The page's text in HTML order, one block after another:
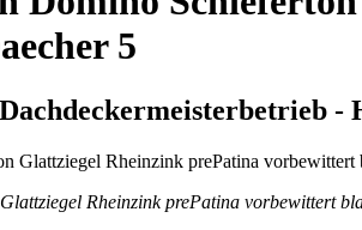
5
Rheinzink prePatina vorbewittert